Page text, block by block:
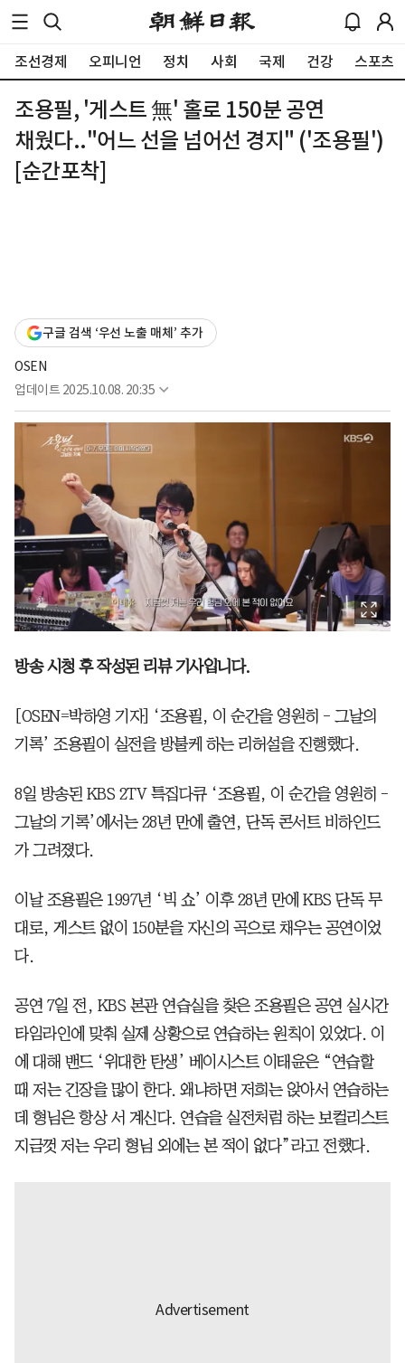
조선경제 오피니언 정치 사회 국제 건강 스포츠
조용필, '게스트 無' 홀로 150분 공연
채웠다.."어느 선을 넘어선 경지" ('조용필')
[순간포착]
구글 검색 ‘우선 노출 매체’ 추가
OSEN
업데이트 2025.10.08. 20:35
방송 시청 후 작성된 리뷰 기사입니다.
[OSEN=박하영 기자] ‘조용필, 이 순간을 영원히 - 그날의
기록’ 조용필이 실전을 방불케 하는 리허설을 진행했다.
8일 방송된 KBS 2TV 특집다큐 ‘조용필, 이 순간을 영원히 -
그날의 기록’에서는 28년 만에 출연, 단독 콘서트 비하인드
가 그려졌다.
이날 조용필은 1997년 ‘빅 쇼’ 이후 28년 만에 KBS 단독 무
대로, 게스트 없이 150분을 자신의 곡으로 채우는 공연이었
다.
공연 7일 전, KBS 본관 연습실을 찾은 조용필은 공연 실시간
타임라인에 맞춰 실제 상황으로 연습하는 원칙이 있었다. 이
에 대해 밴드 ‘위대한 탄생’ 베이시스트 이태윤은 “연습할
때 저는 긴장을 많이 한다. 왜냐하면 저희는 앉아서 연습하는
데 형님은 항상 서 계신다. 연습을 실전처럼 하는 보컬리스트
지금껏 저는 우리 형님 외에는 본 적이 없다”라고 전했다.